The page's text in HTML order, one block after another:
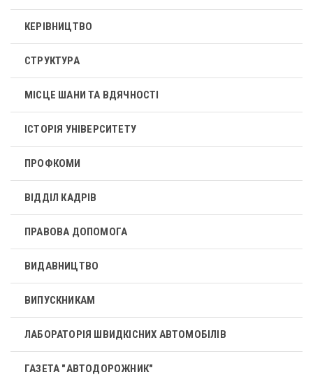
КЕРІВНИЦТВО
СТРУКТУРА
МІСЦЕ ШАНИ ТА ВДЯЧНОСТІ
ІСТОРІЯ УНІВЕРСИТЕТУ
ПРОФКОМИ
ВІДДІЛ КАДРІВ
ПРАВОВА ДОПОМОГА
ВИДАВНИЦТВО
ВИПУСКНИКАМ
ЛАБОРАТОРІЯ ШВИДКІСНИХ АВТОМОБІЛІВ
ГАЗЕТА "АВТОДОРОЖНИК"